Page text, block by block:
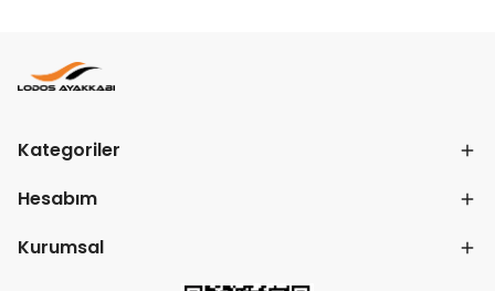
Kategoriler
Hesabım
Kurumsal